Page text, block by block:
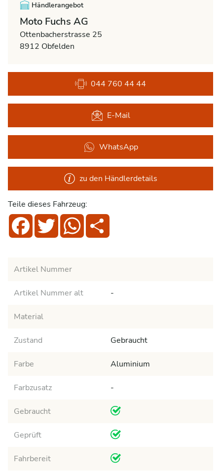
Händlerangebot
Moto Fuchs AG
Ottenbacherstrasse 25
8912 Obfelden
044 760 44 44
E-Mail
WhatsApp
zu den Händlerdetails
Teile dieses Fahrzeug:
FacebookTwitterWhatsApp
Artikel Nummer
Artikel Nummer alt -
Material
Zustand Gebraucht
Farbe Aluminium
Farbzusatz -
Gebraucht
Geprüft
Fahrbereit